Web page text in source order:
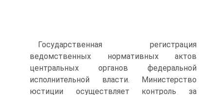
Государственная регистрация
ведомственных нормативных актов
центральных органов федеральной
исполнительной власти. Министерство
юстиции осуществляет контроль за